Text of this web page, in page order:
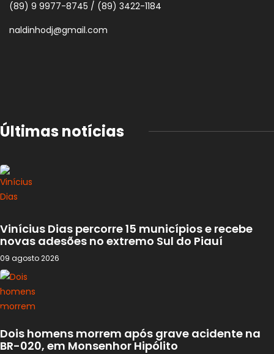
(89) 9 9977-8745 / (89) 3422-1184
naldinhodj@gmail.com
Últimas notícias
Vinícius Dias percorre 15 municípios e recebe
novas adesões no extremo Sul do Piauí
09 agosto 2026
Dois homens morrem após grave acidente na
BR-020, em Monsenhor Hipólito